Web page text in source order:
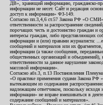
ДВ», хранящий информацию, гражданско-
информации не несет. Сайт и редакция
доступ к информации» ФЗ-149.
Согласно пп.3,4,6 ст.57 Закона РФ «О
ответственности за распространение
порочащих честь и достоинство граждан и
интересы граждан, либо представляющих
информации и (или) правами журналиста:
сообщений и материалов или их
информации (а также сообщения,
общественных организаций и
ответственности за данное нарушение
массовой информации».
Согласно абз.3, п.13 Постановления
«О практике применения судами Закона РФ
вытекающим из содержания
надлежащим ответчиком, поскольку
информации» не вправе вмешиваться в
содержание сообщений и материалов».